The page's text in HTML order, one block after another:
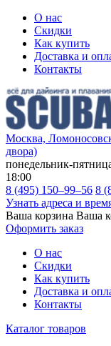
О нас
Скидки
Как купить
Доставка и
Контакты
Москва,
двора)
понедельник-
18:00
8 (495) 150–99–56 8
Узнать адреса и
Ваша корзина Ваша
Оформить заказ
О нас
Скидки
Как купить
Доставка и
Контакты
Каталог товаров